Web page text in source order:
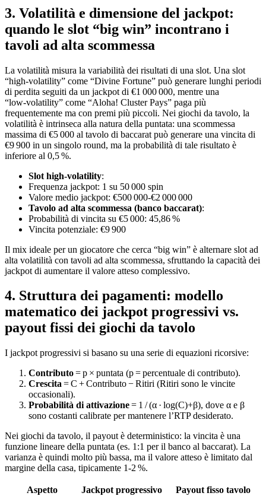
3. Volatilità e dimensione del jackpot:
quando le slot “big win” incontrano i
tavoli ad alta scommessa
La volatilità misura la variabilità dei risultati di una slot. Una slot
“high‑volatility” come “Divine Fortune” può generare lunghi periodi
di perdita seguiti da un jackpot di €1 000 000, mentre una
“low‑volatility” come “Aloha! Cluster Pays” paga più
frequentemente ma con premi più piccoli. Nei giochi da tavolo, la
volatilità è intrinseca alla natura della puntata: una scommessa
massima di €5 000 al tavolo di baccarat può generare una vincita di
€9 900 in un singolo round, ma la probabilità di tale risultato è
inferiore al 0,5 %.
Slot high‑volatility:
Frequenza jackpot: 1 su 50 000 spin
Valore medio jackpot: €500 000‑€2 000 000
Tavolo ad alta scommessa (banco baccarat):
Probabilità di vincita su €5 000: 45,86 %
Vincita potenziale: €9 900
Il mix ideale per un giocatore che cerca “big win” è alternare slot ad
alta volatilità con tavoli ad alta scommessa, sfruttando la capacità dei
jackpot di aumentare il valore atteso complessivo.
4. Struttura dei pagamenti: modello
matematico dei jackpot progressivi vs.
payout fissi dei giochi da tavolo
I jackpot progressivi si basano su una serie di equazioni ricorsive:
Contributo= p × puntata (p = percentuale di contributo).
Crescita = C + Contributo − Ritiri (Ritiri sono le vincite
occasionali).
Probabilità di attivazione= 1 / (α · log(C)+β), dove α e β
sono costanti calibrate per mantenere l’RTP desiderato.
Nei giochi da tavolo, il payout è deterministico: la vincita è una
funzione lineare della puntata (es. 1:1 per il banco al baccarat). La
varianza è quindi molto più bassa, ma il valore atteso è limitato dal
margine della casa, tipicamente 1‑2 %.
Aspetto Jackpot progressivo
Payout fisso tavolo